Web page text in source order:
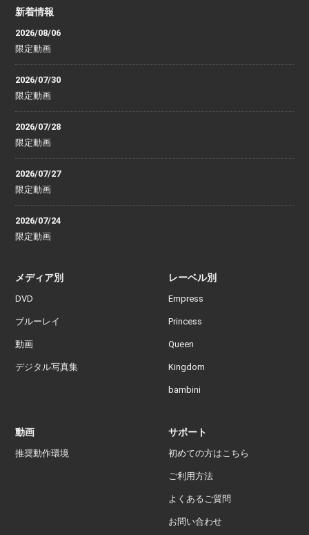
新着情報
2026/08/06
限定動画
2026/07/30
限定動画
2026/07/28
限定動画
2026/07/27
限定動画
2026/07/24
限定動画
メディア別
DVD
ブルーレイ
動画
デジタル写真集
レーベル別
Empress
Princess
Queen
Kingdom
bambini
動画
推奨動作環境
サポート
初めての方はこちら
ご利用方法
よくあるご質問
お問い合わせ